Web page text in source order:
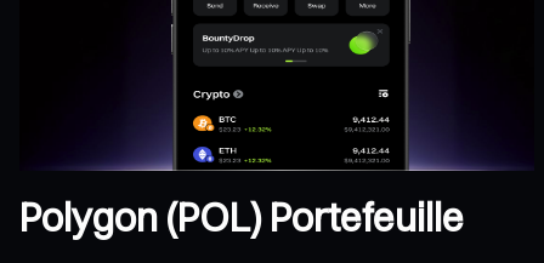
Polygon (POL) Portefeuille